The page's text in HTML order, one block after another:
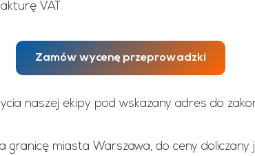
VAT.
Zamów wycenę przeprowadzki
naszej ekipy pod wskazany adres do
miasta Warszawa, do ceny